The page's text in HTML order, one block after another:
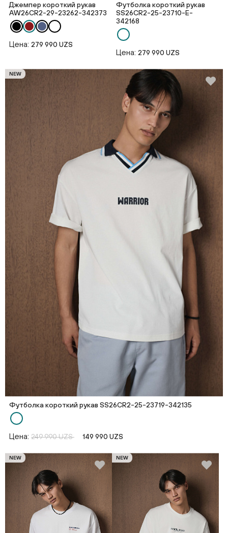
Джемпер короткий рукав
AW26CR2-29-23262-342373
Цена: 279 990 UZS
Футболка короткий рукав
SS26CR2-25-23710-E-
342168
Цена: 279 990 UZS
NEW
Футболка короткий рукав SS26CR2-25-23719-342135
Цена: 249 990 UZS 149 990 UZS
NEW NEW